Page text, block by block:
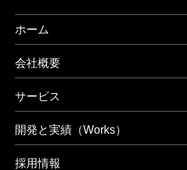
ホーム
会社概要
サービス
開発と実績（Works）
採用情報